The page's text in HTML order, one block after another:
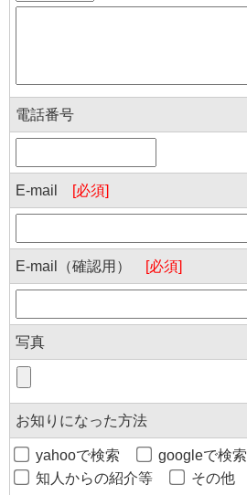
電話番号
E-mail [必須]
E-mail（確認用） [必須]
写真
お知りになった方法
yahooで検索
googleで検索
知人からの紹介等
その他